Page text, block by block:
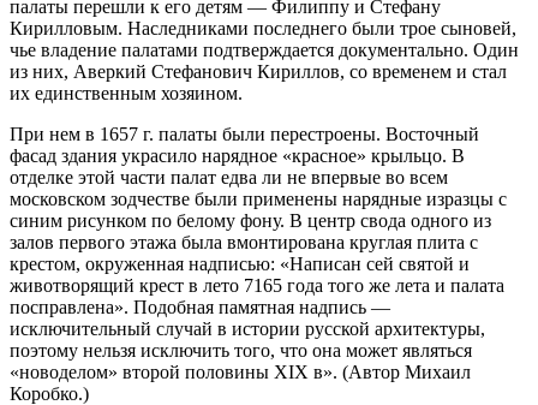
палаты перешли к его детям — Филиппу и Стефану
Кирилловым. Наследниками последнего были трое сыновей,
чье владение палатами подтверждается документально. Один
из них, Аверкий Стефанович Кириллов, со временем и стал
их единственным хозяином.
При нем в 1657 г. палаты были перестроены. Восточный
фасад здания украсило нарядное «красное» крыльцо. В
отделке этой части палат едва ли не впервые во всем
московском зодчестве были применены нарядные изразцы с
синим рисунком по белому фону. В центр свода одного из
залов первого этажа была вмонтирована круглая плита с
крестом, окруженная надписью: «Написан сей святой и
животворящий крест в лето 7165 года того же лета и палата
посправлена». Подобная памятная надпись —
исключительный случай в истории русской архитектуры,
поэтому нельзя исключить того, что она может являться
«новоделом» второй половины XIX в». (Автор Михаил
Коробко.)